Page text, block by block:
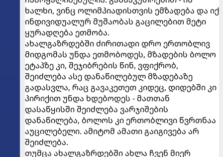
ხალხი, ვინც ოლიმპიადისთვის ემზადება და იქ
ინდივიდუალურ მუშაობას გაცილებით მეტი
ყურადღება ეთმობა.
ახალგაზრდებში ძირითადი დრო ერთობლივ
მიდგომას უნდა ეთმობოდეს, მზადების ბოლო
ეტაპზე კი, შეჯიბრების წინ, ვფიქრობ,
შეიძლება ასე დანაწილებულ მზადებაზე
გადასვლა, რაც გავაკეთეთ კიდეც, დიდებში კი
პირიქით უნდა ხდებოდეს - მათთან
დასაწყისში შეიძლება ვარჯიშების
დანაწილება, ბოლოს კი ერთობლივი წვრთნაა
აუცილებელი. ამიტომ ამათი გაიგივება არ
შეიძლება.
თუმცა ახალგაზრდებში ახლა ჩვენ მიერ